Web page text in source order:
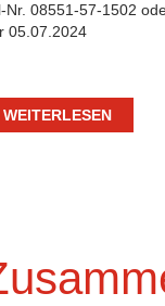
Nr. 08551-57-1502
05.07.2024
WEITERLESEN